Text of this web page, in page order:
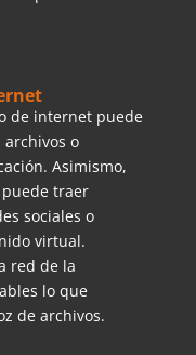
de internet puede
o
Asimismo,
traer
sociales o
virtual.
red de la
lo que
de archivos.